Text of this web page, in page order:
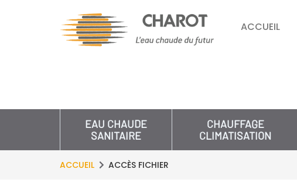
ACCUEIL
EAU CHAUDE
SANITAIRE
CHAUFFAGE
CLIMATISATION
ACCUEIL ACCÈS FICHIER